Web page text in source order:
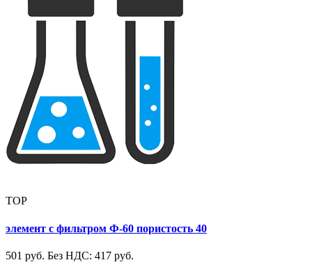
TOP
элемент с фильтром Ф-60 пористость 40
501 руб. Без НДС: 417 руб.